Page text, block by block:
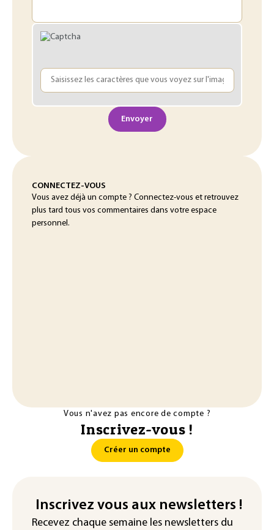
Envoyer
CONNECTEZ-VOUS
Vous avez déjà un compte ? Connectez-vous et retrouvez
plus tard tous vos commentaires dans votre espace
personnel.
Vous n'avez pas encore de compte ?
Inscrivez-vous !
Créer un compte
Inscrivez vous aux newsletters !
Recevez chaque semaine les newsletters du